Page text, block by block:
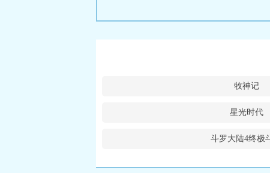
牧神记
星光时代
斗罗大陆4终极